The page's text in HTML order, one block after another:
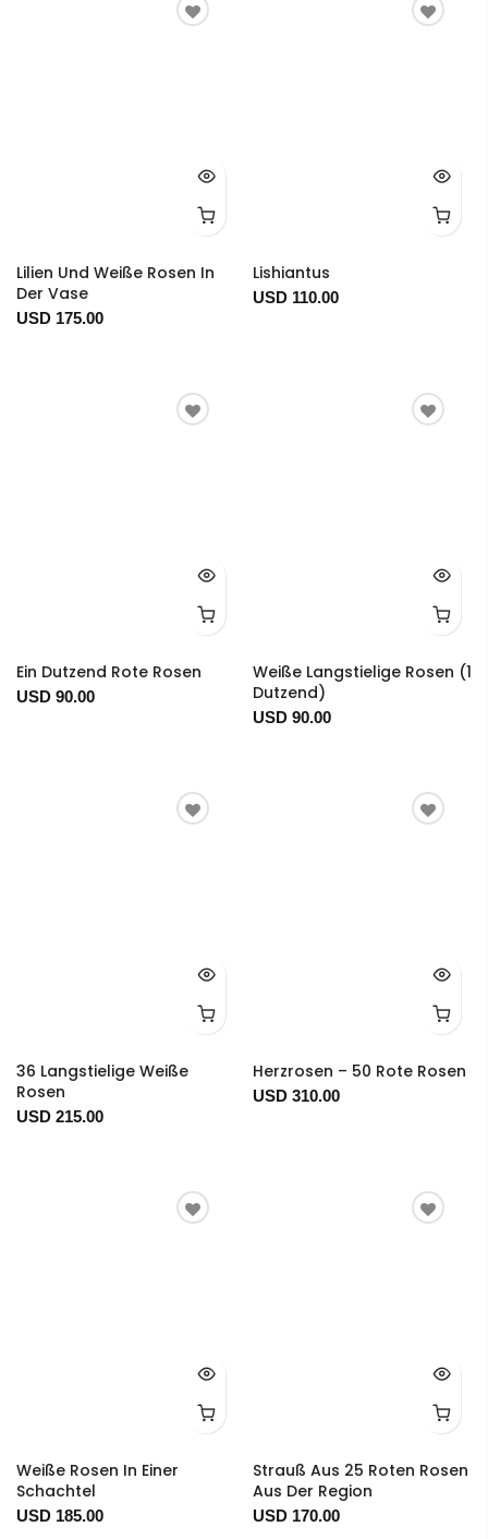
Lilien Und Weiße Rosen In
Der Vase
USD 175.00
Lishiantus
USD 110.00
Ein Dutzend Rote Rosen
USD 90.00
Weiße Langstielige Rosen (1
Dutzend)
USD 90.00
36 Langstielige Weiße
Rosen
USD 215.00
Herzrosen – 50 Rote Rosen
USD 310.00
Weiße Rosen In Einer
Schachtel
USD 185.00
Strauß Aus 25 Roten Rosen
Aus Der Region
USD 170.00